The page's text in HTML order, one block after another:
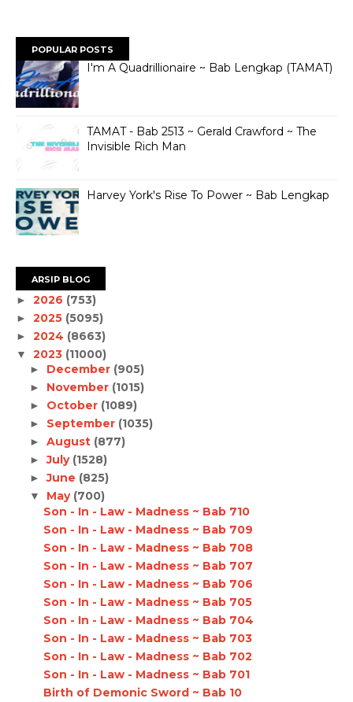
POPULAR POSTS
I'm A Quadrillionaire ~ Bab Lengkap (TAMAT)
TAMAT - Bab 2513 ~ Gerald Crawford ~ The
Invisible Rich Man
Harvey York's Rise To Power ~ Bab Lengkap
ARSIP BLOG
► 2026 (753)
► 2025 (5095)
► 2024 (8663)
▼ 2023 (11000)
► December (905)
► November (1015)
► October (1089)
► September (1035)
► August (877)
►July (1528)
►June (825)
▼ May (700)
Son - In - Law - Madness ~ Bab 710
Son - In - Law - Madness ~ Bab 709
Son - In - Law - Madness ~ Bab 708
Son - In - Law - Madness ~ Bab 707
Son - In - Law - Madness ~ Bab 706
Son - In - Law - Madness ~ Bab 705
Son - In - Law - Madness ~ Bab 704
Son - In - Law - Madness ~ Bab 703
Son - In - Law - Madness ~ Bab 702
Son - In - Law - Madness ~ Bab 701
Birth of Demonic Sword ~ Bab 10